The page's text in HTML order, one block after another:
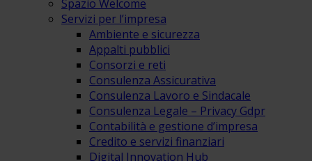
Spazio Welcome
Servizi per l’impresa
Ambiente e sicurezza
Appalti pubblici
Consorzi e reti
Consulenza Assicurativa
Consulenza Lavoro e Sindacale
Consulenza Legale – Privacy Gdpr
Contabilità e gestione d’impresa
Credito e servizi finanziari
Digital Innovation Hub